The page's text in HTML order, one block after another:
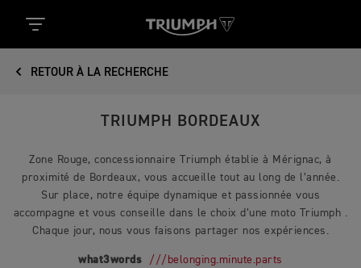
RETOUR À LA RECHERCHE
TRIUMPH BORDEAUX
Zone Rouge, concessionnaire Triumph établie à Mérignac, à
proximité de Bordeaux, vous accueille tout au long de l’année.
Sur place, notre équipe dynamique et passionnée vous
accompagne et vous conseille dans le choix d’une moto Triumph .
Chaque jour, nous vous faisons partager nos expériences.
what3words ///belonging.minute.parts